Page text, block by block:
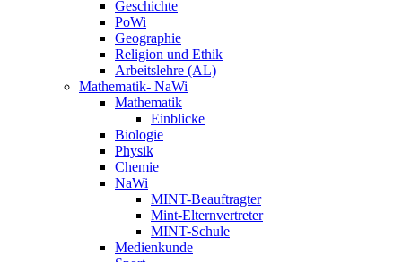
Geschichte
PoWi
Geographie
Religion und Ethik
Arbeitslehre (AL)
Mathematik- NaWi
Mathematik
Einblicke
Biologie
Physik
Chemie
NaWi
MINT-Beauftragter
Mint-Elternvertreter
MINT-Schule
Medienkunde